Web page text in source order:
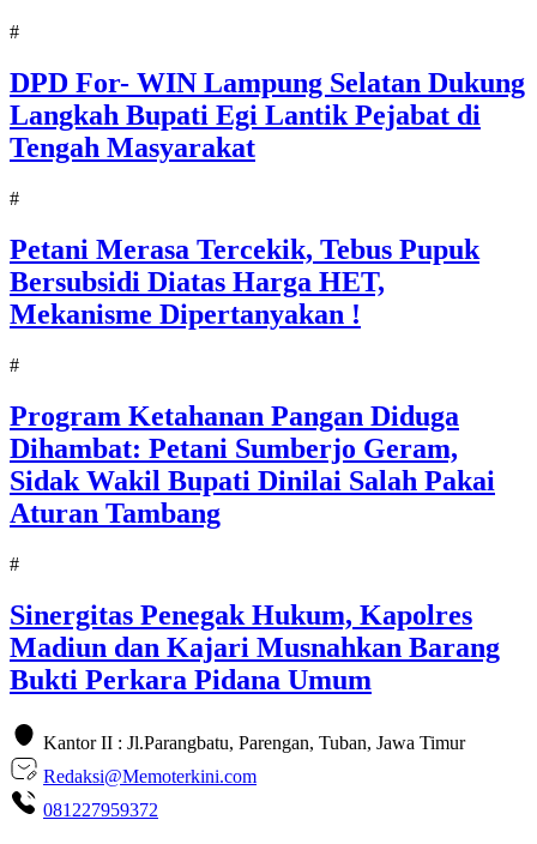
#
DPD For- WIN Lampung Selatan Dukung
Langkah Bupati Egi Lantik Pejabat di
Tengah Masyarakat
#
Petani Merasa Tercekik, Tebus Pupuk
Bersubsidi Diatas Harga HET,
Mekanisme Dipertanyakan !
#
Program Ketahanan Pangan Diduga
Dihambat: Petani Sumberjo Geram,
Sidak Wakil Bupati Dinilai Salah Pakai
Aturan Tambang
#
Sinergitas Penegak Hukum, Kapolres
Madiun dan Kajari Musnahkan Barang
Bukti Perkara Pidana Umum
Kantor II : Jl.Parangbatu, Parengan, Tuban, Jawa Timur
Redaksi@Memoterkini.com
081227959372